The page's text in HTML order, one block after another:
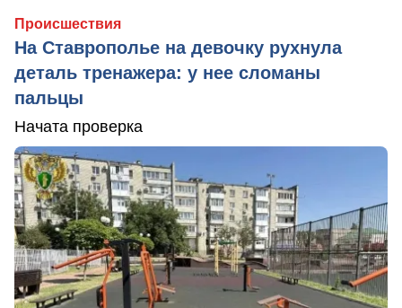
Происшествия
На Ставрополье на девочку рухнула
деталь тренажера: у нее сломаны
пальцы
Начата проверка